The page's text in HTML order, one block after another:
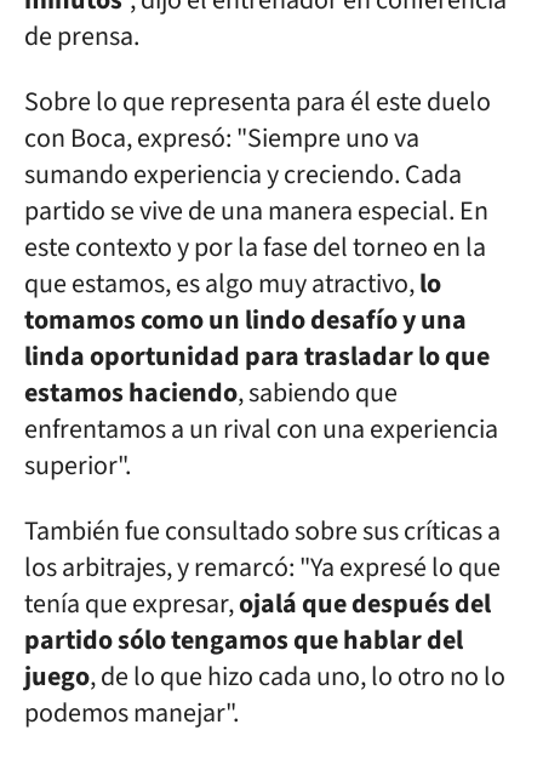
de prensa.
Sobre lo que representa para él este duelo
con Boca, expresó: "Siempre uno va
sumando experiencia y creciendo. Cada
partido se vive de una manera especial. En
este contexto y por la fase del torneo en la
que estamos, es algo muy atractivo,lo
tomamos como un lindo desafío y una
linda oportunidad para trasladar lo que
estamos haciendo, sabiendo que
enfrentamos a un rival con una experiencia
superior".
También fue consultado sobre sus críticas a
los arbitrajes, y remarcó: "Ya expresé lo que
tenía que expresar,ojalá que después del
partido sólo tengamos que hablar del
juego, de lo que hizo cada uno, lo otro no lo
podemos manejar".